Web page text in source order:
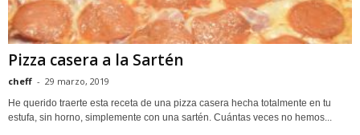
Pizza casera a la Sartén
cheff - 29 marzo, 2019
He querido traerte esta receta de una pizza casera hecha totalmente en tu
estufa, sin horno, simplemente con una sartén. Cuántas veces no hemos...